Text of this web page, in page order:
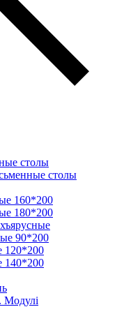
столы
столы
160*200
180*200
90*200
120*200
140*200
Модулі